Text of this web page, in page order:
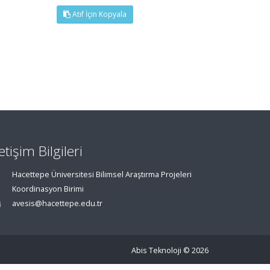
Atıf İçin Kopyala
Bilgileri
Hacettepe Üniversitesi Bilimsel Araştırma Projeleri
Koordinasyon Birimi
avesis@hacettepe.edu.tr
Abis Teknoloji © 2026